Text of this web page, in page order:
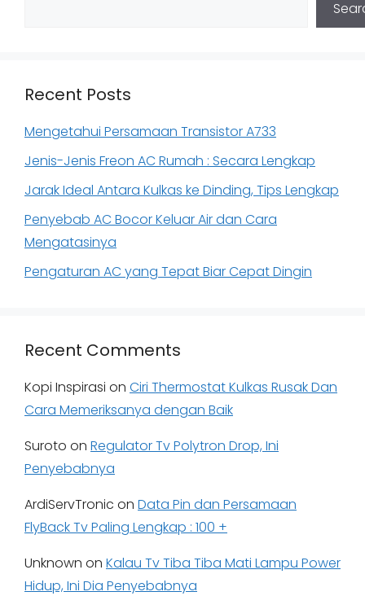
Recent Posts
Mengetahui Persamaan Transistor A733
Jenis-Jenis Freon AC Rumah : Secara Lengkap
Jarak Ideal Antara Kulkas ke Dinding, Tips Lengkap
Penyebab AC Bocor Keluar Air dan Cara
Mengatasinya
Pengaturan AC yang Tepat Biar Cepat Dingin
Recent Comments
Kopi Inspirasi on Ciri Thermostat Kulkas Rusak Dan
Cara Memeriksanya dengan Baik
Suroto on Regulator Tv Polytron Drop, Ini
Penyebabnya
ArdiServTronic on Data Pin dan Persamaan
FlyBack Tv Paling Lengkap : 100 +
Unknown on Kalau Tv Tiba Tiba Mati Lampu Power
Hidup, Ini Dia Penyebabnya